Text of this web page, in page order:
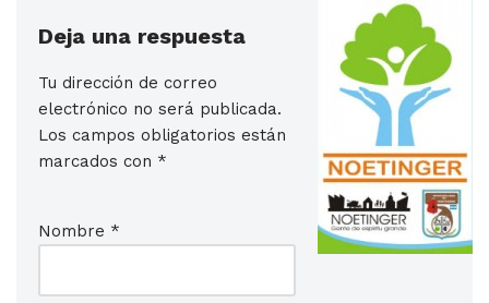
Deja una respuesta
Tu dirección de correo
electrónico no será publicada.
Los campos obligatorios están
marcados con *
Nombre *